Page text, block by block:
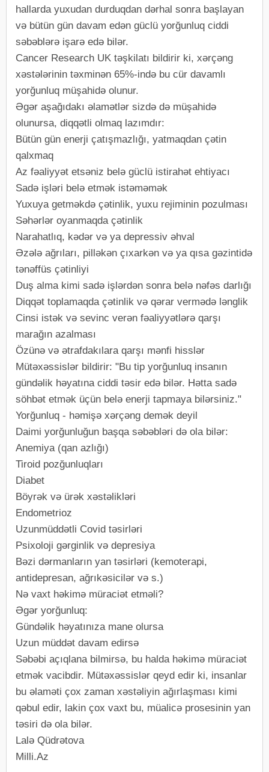
hallarda yuxudan durduqdan dərhal sonra başlayan
və bütün gün davam edən güclü yorğunluq ciddi
səbəblərə işarə edə bilər.
Cancer Research UK təşkilatı bildirir ki, xərçəng
xəstələrinin təxminən 65%-ində bu cür davamlı
yorğunluq müşahidə olunur.
Əgər aşağıdakı əlamətlər sizdə də müşahidə
olunursa, diqqətli olmaq lazımdır:
Bütün gün enerji çatışmazlığı, yatmaqdan çətin
qalxmaq
Az fəaliyyət etsəniz belə güclü istirahət ehtiyacı
Sadə işləri belə etmək istəməmək
Yuxuya getməkdə çətinlik, yuxu rejiminin pozulması
Səhərlər oyanmaqda çətinlik
Narahatlıq, kədər və ya depressiv əhval
Əzələ ağrıları, pilləkən çıxarkən və ya qısa gəzintidə
tənəffüs çətinliyi
Duş alma kimi sadə işlərdən sonra belə nəfəs darlığı
Diqqət toplamaqda çətinlik və qərar vermədə lənglik
Cinsi istək və sevinc verən fəaliyyətlərə qarşı
marağın azalması
Özünə və ətrafdakılara qarşı mənfi hisslər
Mütəxəssislər bildirir: "Bu tip yorğunluq insanın
gündəlik həyatına ciddi təsir edə bilər. Hətta sadə
söhbət etmək üçün belə enerji tapmaya bilərsiniz."
Yorğunluq - həmişə xərçəng demək deyil
Daimi yorğunluğun başqa səbəbləri də ola bilər:
Anemiya (qan azlığı)
Tiroid pozğunluqları
Diabet
Böyrək və ürək xəstəlikləri
Endometrioz
Uzunmüddətli Covid təsirləri
Psixoloji gərginlik və depresiya
Bəzi dərmanların yan təsirləri (kemoterapi,
antidepresan, ağrıkəsicilər və s.)
Nə vaxt həkimə müraciət etməli?
Əgər yorğunluq:
Gündəlik həyatınıza mane olursa
Uzun müddət davam edirsə
Səbəbi açıqlana bilmirsə, bu halda həkimə müraciət
etmək vacibdir. Mütəxəssislər qeyd edir ki, insanlar
bu əlaməti çox zaman xəstəliyin ağırlaşması kimi
qəbul edir, lakin çox vaxt bu, müalicə prosesinin yan
təsiri də ola bilər.
Lalə Qüdrətova
Milli.Az